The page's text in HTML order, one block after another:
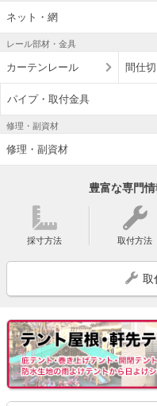
ネット・網
レール部材・金具
カーテンレール 間仕
パイプ・取付金具
修理・副資材
修理・副資材
豊富な専門
採寸方法 取付方法
取